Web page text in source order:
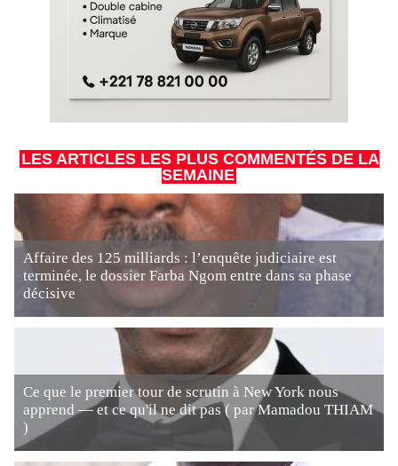
LES ARTICLES LES PLUS COMMENTÉS DE LA
SEMAINE
Affaire des 125 milliards : l’enquête judiciaire est
terminée, le dossier Farba Ngom entre dans sa phase
décisive
Ce que le premier tour de scrutin à New York nous
apprend — et ce qu'il ne dit pas ( par Mamadou THIAM
)